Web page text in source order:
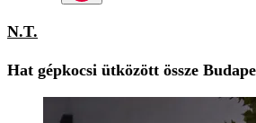
N.T.
Hat gépkocsi ütközött össze